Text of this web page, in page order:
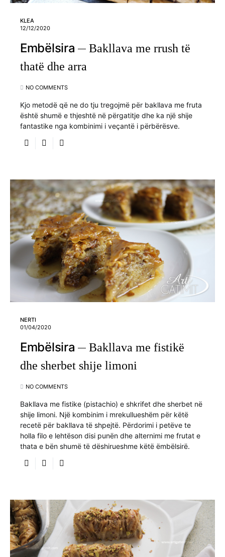
KLEA
12/12/2020
Embëlsira
Bakllava me rrush të
thatë dhe arra
NO COMMENTS
Kjo metodë që ne do tju tregojmë për bakllava me fruta
është shumë e thjeshtë në përgatitje dhe ka një shije
fantastike nga kombinimi i veçantë i përbërësve.
NERTI
01/04/2020
Embëlsira
Bakllava me fistikë
dhe sherbet shije limoni
NO COMMENTS
Bakllava me fistike (pistachio) e shkrifet dhe sherbet në
shije limoni. Një kombinim i mrekullueshëm për këtë
recetë për bakllava të shpejtë. Përdorimi i petëve te
holla filo e lehtëson disi punën dhe alternimi me frutat e
thata e bën shumë të dëshirueshme këtë ëmbëlsirë.